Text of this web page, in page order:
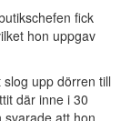
fick
hon uppgav
upp dörren till
där inne i 30
svarade att hon